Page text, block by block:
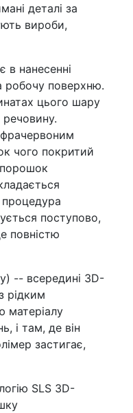
деталі за
вироби,
в нанесенні
робочу поверхню.
цього шару
речовину.
чого покритий
процедура
поступово,
повністю
-- всередині 3D-
рідким
матеріалу
і там, де він
застигає,
SLS 3D-